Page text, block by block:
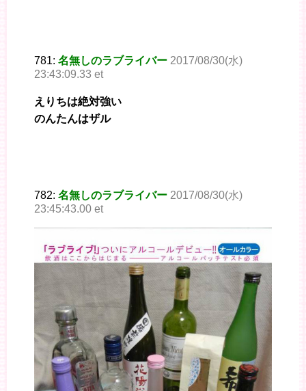
781: 名無しのラブライバー 2017/08/30(水)
23:43:09.33 et
えりちは絶対強い
のんたんはザル
782: 名無しのラブライバー 2017/08/30(水)
23:45:43.00 et